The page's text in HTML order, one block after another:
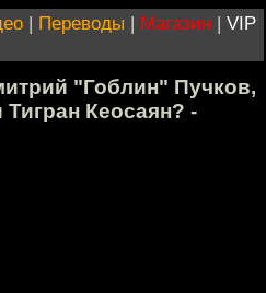
| Переводы | Магазин | VIP
"Гоблин" Пучков,
Кеосаян? -